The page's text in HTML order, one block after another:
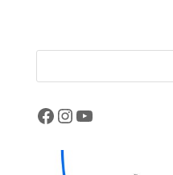
Facebook
Instagram
YouTube